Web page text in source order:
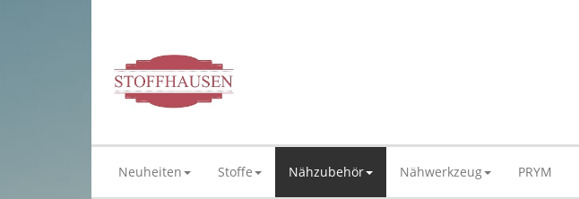
Neuheiten Stoffe Nähzubehör Nähwerkzeug PRYM